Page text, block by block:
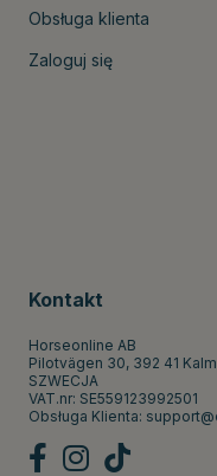
Obsługa klienta
Zaloguj się
Kontakt
Horseonline AB
Pilotvägen 30, 392 41
SZWECJA
VAT.nr: SE559123992501
Obsługa Klienta: